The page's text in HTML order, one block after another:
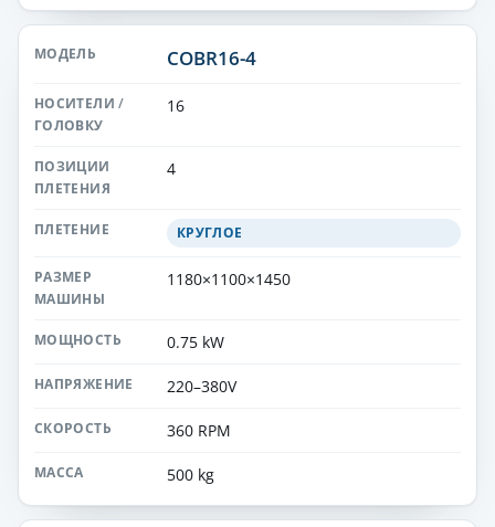
COBR16-4
16
4
КРУГЛОЕ
1180×1100×1450
0.75 kW
220–380V
360 RPM
500 kg